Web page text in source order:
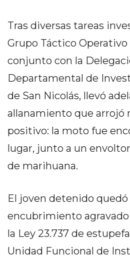
RESTAURANTES Y
DELIVERIES
CÓMO ORGANIZAR LOS
POR WHATSAPP SIN QUE
SE TE PIERDA NINGUNO
TÉRMINOS
Y
CONDICIONES
POLÍTICAS
Tras diversas tareas
Grupo Táctico Operativo
conjunto con la
Departamental de
de San Nicolás, llevó
allanamiento que arrojó
positivo: la moto fue
lugar, junto a un
de marihuana.
El joven detenido
encubrimiento
la Ley 23.737 de
Unidad Funcional de